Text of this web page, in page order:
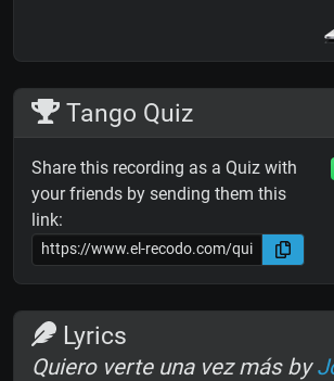
Tango Quiz
Share this recording as a Quiz with
your friends by sending them this
link:
Lyrics
Quiero verte una vez más by